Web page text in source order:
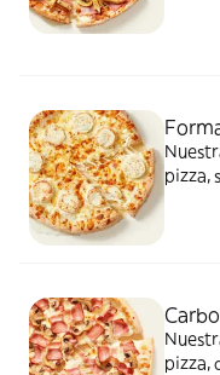
pizza,
pizza,